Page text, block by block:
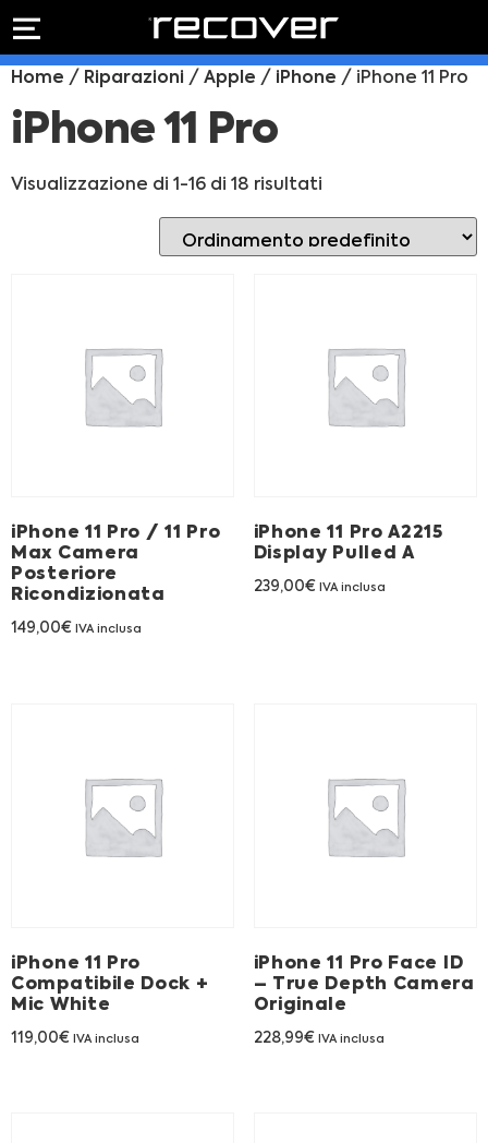
Preventivo online
Rivenditori B2B
RIVENDITORI B2B
FRANCHISING
PREVENTIVO
online
RIPARAZIONE
Sostituzione
batteria
Home / Riparazioni / Apple / iPhone / iPhone 11 Pro
iPhone 11 Pro
Visualizzazione di 1-16 di 18 risultati
iPhone 11 Pro / 11 Pro
Max Camera
Posteriore
Ricondizionata
149,00€ IVA inclusa
iPhone 11 Pro A2215
Display Pulled A
239,00€ IVA inclusa
iPhone 11 Pro
Compatibile Dock +
Mic White
119,00€ IVA inclusa
iPhone 11 Pro Face ID
– True Depth Camera
Originale
228,99€ IVA inclusa